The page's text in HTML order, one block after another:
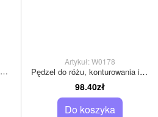
Рędzel do cieni i korektora CTR W0177
Artykuł: W0178
Pędzel do różu, konturowania i rozświetlania CTR W0178 z włosia koziego
98.40zł
Do koszyka